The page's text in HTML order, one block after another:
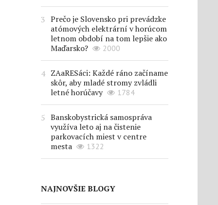
Prečo je Slovensko pri prevádzke
atómových elektrární v horúcom
letnom období na tom lepšie ako
Maďarsko?
2000
ZAaRESáci: Každé ráno začíname
skôr, aby mladé stromy zvládli
letné horúčavy
1784
Banskobystrická samospráva
využíva leto aj na čistenie
parkovacích miest v centre
mesta
1322
NAJNOVŠIE BLOGY